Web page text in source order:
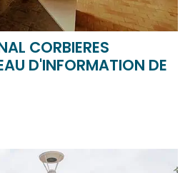
CORBIERES
D'INFORMATION DE